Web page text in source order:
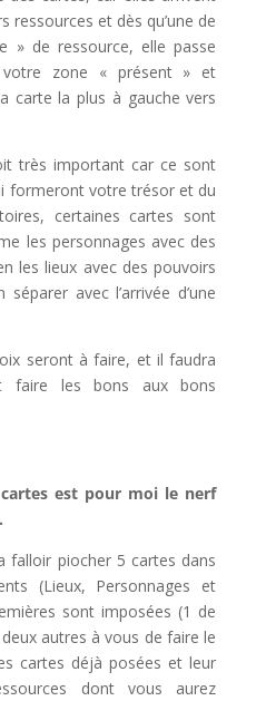
ressources et dès qu’une de
» de ressource, elle passe
votre zone « présent » et
carte la plus à gauche vers
très important car ce sont
formeront votre trésor et du
certaines cartes sont
les personnages avec des
les lieux avec des pouvoirs
avec l’arrivée d’une
seront à faire, et il faudra
faire les bons aux bons
est pour moi le nerf
falloir piocher 5 cartes dans
(Lieux, Personnages et
sont imposées (1 de
autres à vous de faire le
cartes déjà posées et leur
dont vous aurez